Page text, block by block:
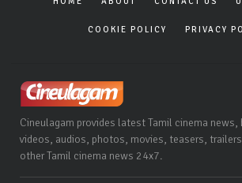
COOKIE POLICY PRIVACY
Cineulagam provides latest Tamil cinema news,
videos, audios, photos, movies, teasers,
other Tamil cinema news 24x7.